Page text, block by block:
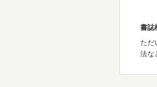
書誌
ただ
法な